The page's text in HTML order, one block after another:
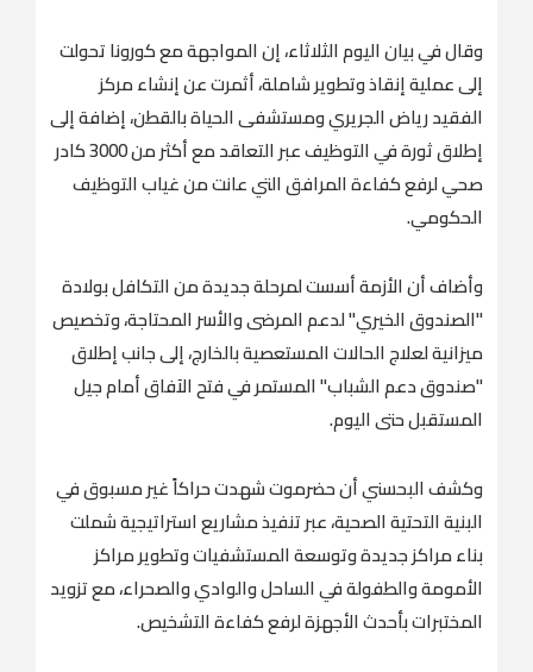
وقال في بيان اليوم الثلاثاء، إن المواجهة مع كورونا تحولت
إلى عملية إنقاذ وتطوير شاملة، أثمرت عن إنشاء مركز
الفقيد رياض الجريري ومستشفى الحياة بالقطن، إضافة إلى
إطلاق ثورة في التوظيف عبر التعاقد مع أكثر من 3000 كادر
صحي لرفع كفاءة المرافق التي عانت من غياب التوظيف
الحكومي.
وأضاف أن الأزمة أسست لمرحلة جديدة من التكافل بولادة
"الصندوق الخيري" لدعم المرضى والأسر المحتاجة، وتخصيص
ميزانية لعلاج الحالات المستعصية بالخارج، إلى جانب إطلاق
"صندوق دعم الشباب" المستمر في فتح الآفاق أمام جيل
المستقبل حتى اليوم.
وكشف البحسني أن حضرموت شهدت حراكاً غير مسبوق في
البنية التحتية الصحية، عبر تنفيذ مشاريع استراتيجية شملت
بناء مراكز جديدة وتوسعة المستشفيات وتطوير مراكز
الأمومة والطفولة في الساحل والوادي والصحراء، مع تزويد
المختبرات بأحدث الأجهزة لرفع كفاءة التشخيص.